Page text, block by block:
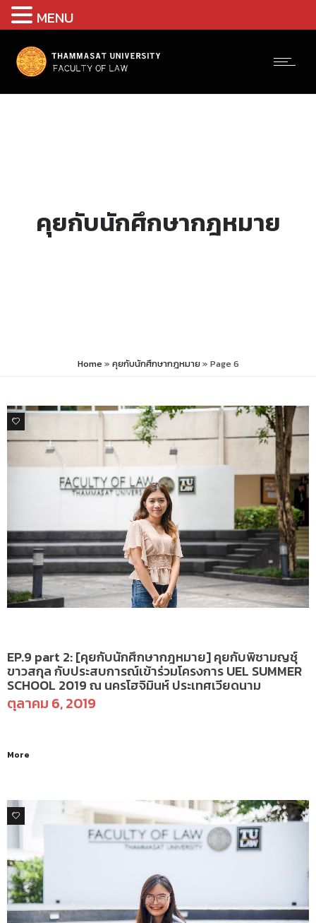
คุยกับนักศึกษากฎหมาย
Home» คุยกับนักศึกษากฎหมาย» Page 6
0
EP.9 part 2: [คุยกับนักศึกษากฎหมาย] คุยกับพิชามญชุ์
ขาวสกุล กับประสบการณ์เข้าร่วมโครงการ UEL SUMMER
SCHOOL 2019 ณ นครโฮจิมินห์ ประเทศเวียดนาม
ตุลาคม 6, 2019
More
0
MENU